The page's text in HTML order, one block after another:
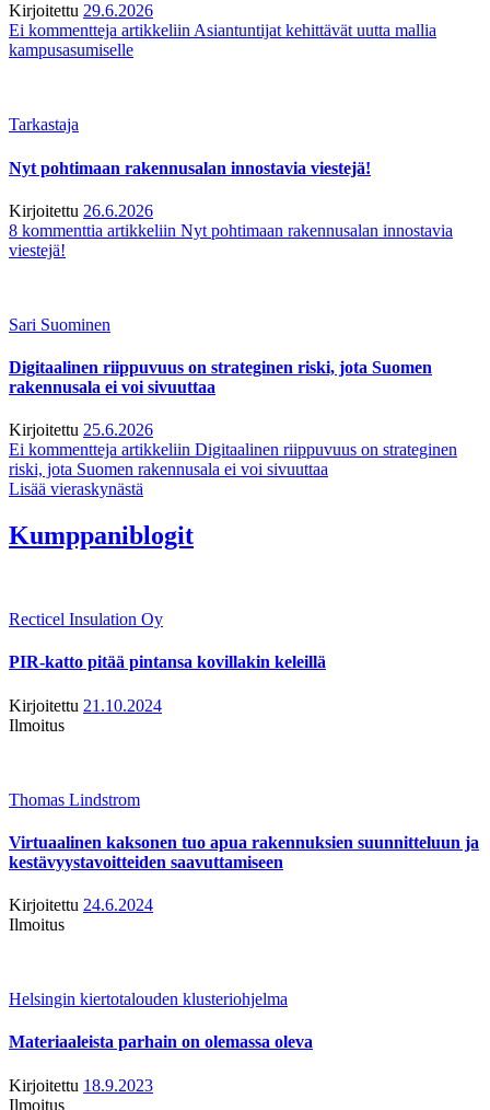
Kirjoitettu 29.6.2026
Ei kommentteja artikkeliin Asiantuntijat kehittävät uutta mallia
kampusasumiselle
Tarkastaja
Nyt pohtimaan rakennusalan innostavia viestejä!
Kirjoitettu 26.6.2026
8 kommenttia artikkeliin Nyt pohtimaan rakennusalan innostavia
viestejä!
Sari Suominen
Digitaalinen riippuvuus on strateginen riski, jota Suomen
rakennusala ei voi sivuuttaa
Kirjoitettu 25.6.2026
Ei kommentteja artikkeliin Digitaalinen riippuvuus on strateginen
riski, jota Suomen rakennusala ei voi sivuuttaa
Lisää vieraskynästä
Kumppaniblogit
Recticel Insulation Oy
PIR-katto pitää pintansa kovillakin keleillä
Kirjoitettu 21.10.2024
Ilmoitus
Thomas Lindstrom
Virtuaalinen kaksonen tuo apua rakennuksien suunnitteluun ja
kestävyystavoitteiden saavuttamiseen
Kirjoitettu 24.6.2024
Ilmoitus
Helsingin kiertotalouden klusteriohjelma
Materiaaleista parhain on olemassa oleva
Kirjoitettu 18.9.2023
Ilmoitus